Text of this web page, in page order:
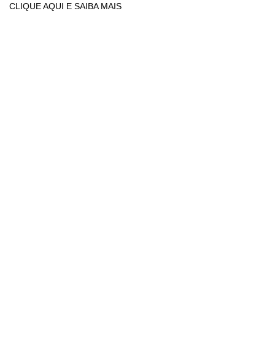
CLIQUE AQUI E SAIBA MAIS